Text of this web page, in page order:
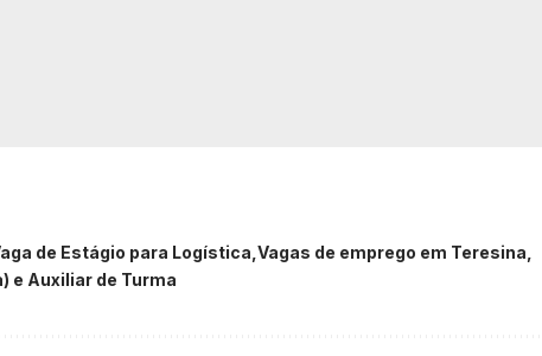
de Estágio para Logística Vagas de emprego em Teresina
e Auxiliar de Turma